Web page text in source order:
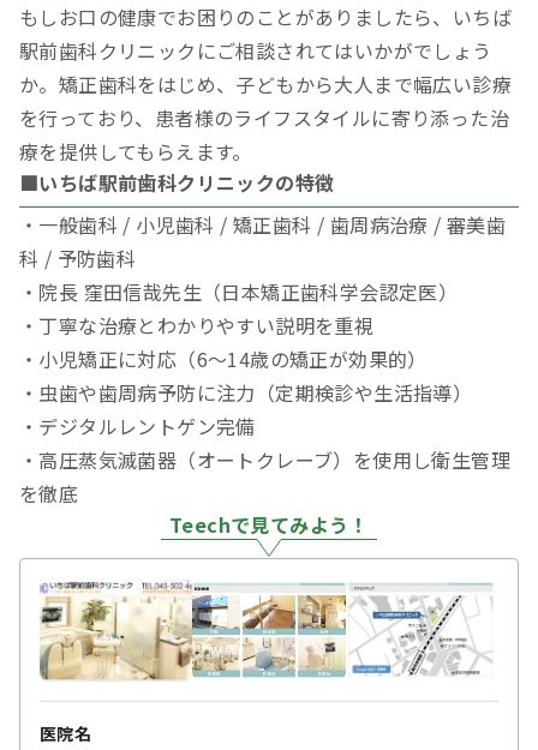
もしお口の健康でお困りのことがありましたら、いちば
駅前歯科クリニックにご相談されてはいかがでしょう
か。矯正歯科をはじめ、子どもから大人まで幅広い診療
を行っており、患者様のライフスタイルに寄り添った治
療を提供してもらえます。
■いちば駅前歯科クリニックの特徴
・一般歯科 / 小児歯科 / 矯正歯科 / 歯周病治療 / 審美歯
科 / 予防歯科
・院長 窪田信哉先生（日本矯正歯科学会認定医）
・丁寧な治療とわかりやすい説明を重視
・小児矯正に対応（6～14歳の矯正が効果的）
・虫歯や歯周病予防に注力（定期検診や生活指導）
・デジタルレントゲン完備
・高圧蒸気滅菌器（オートクレーブ）を使用し衛生管理
を徹底
Teechで見てみよう！
医院名